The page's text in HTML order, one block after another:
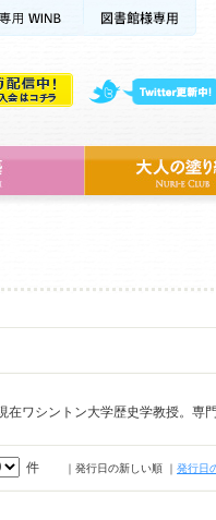
ワシントン大学歴史学教授。専門
件 ｜発行日の新しい順 ｜ 発行日